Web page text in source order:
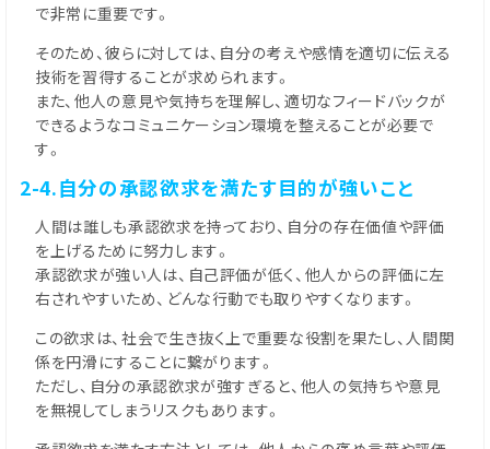
で非常に重要です。
そのため、彼らに対しては、自分の考えや感情を適切に伝える
技術を習得することが求められます。
また、他人の意見や気持ちを理解し、適切なフィードバックが
できるようなコミュニケーション環境を整えることが必要で
す。
2-4.自分の承認欲求を満たす目的が強いこと
人間は誰しも承認欲求を持っており、自分の存在価値や評価
を上げるために努力します。
承認欲求が強い人は、自己評価が低く、他人からの評価に左
右されやすいため、どんな行動でも取りやすくなります。
この欲求は、社会で生き抜く上で重要な役割を果たし、人間関
係を円滑にすることに繋がります。
ただし、自分の承認欲求が強すぎると、他人の気持ちや意見
を無視してしまうリスクもあります。